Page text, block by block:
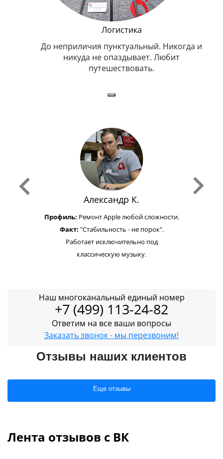
Логистика
До неприличия пунктуальный. Никогда и
никуда не опаздывает. Любит
путешествовать.
Александр К.
Профиль: Ремонт Apple любой сложности.
Факт: "Стабильность - не порок".
Работает исключительно под
классическую музыку.
Наш многоканальный единый номер
+7 (499) 113-24-82
Ответим на все ваши вопросы
Заказать звонок - мы перезвоним!
Отзывы наших клиентов
Еще отзывы
Лента отзывов с ВК